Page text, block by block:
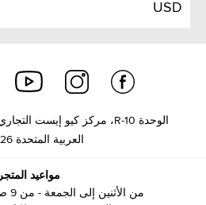
USD
العربية المتحدة 502626
مواعيد المتجر
من الأثنين إلى الجمعة - من 9 صباحًا حتى 8 مساءًا،